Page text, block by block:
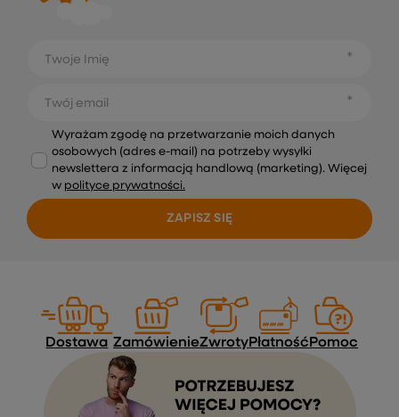
Twoje Imię
Twój email
Wyrażam zgodę na przetwarzanie moich danych
osobowych (adres e-mail) na potrzeby wysyłki
newslettera z informacją handlową (marketing). Więcej
w polityce prywatności.
ZAPISZ SIĘ
Dostawa ZamówienieZwrotyPłatność Pomoc